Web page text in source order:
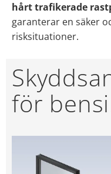
hårt trafikerade
garanterar en säker
risksituationer.
för